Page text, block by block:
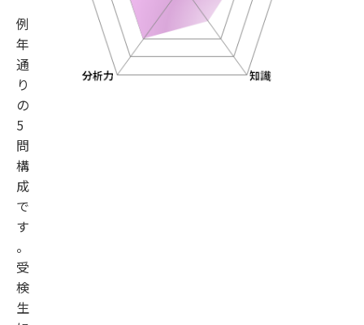
例
年
通
り
の
5
問
構
成
で
す
。
受
検
生